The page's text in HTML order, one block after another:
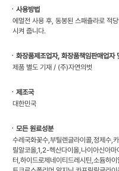
ㆍ사용방법
에멀전 사용 후, 동봉된 스패츌라로 적
시켜 줍니다.
ㆍ화장품제조업자, 화장품책임판매업자
제품 별도 기재 / (주)자연의벗
ㆍ제조국
대한민국
ㆍ모든 원료성분
수레국화꽃수,부틸렌글라이콜,정제수,
릴알코올,1,2-헥산다이올,나이아신아
터,하이드로제네이티드레시틴,소듐하